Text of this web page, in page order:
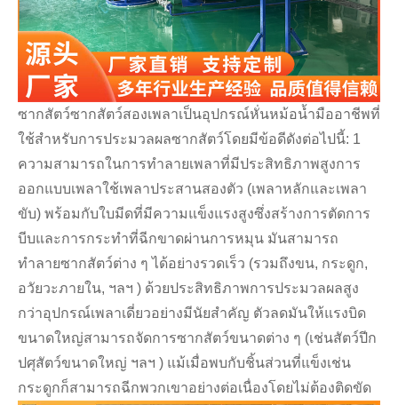
ซากสัตว์ซากสัตว์สองเพลาเป็นอุปกรณ์หั่นหม้อน้ำมืออาชีพที่
ใช้สำหรับการประมวลผลซากสัตว์โดยมีข้อดีดังต่อไปนี้: 1
ความสามารถในการทำลายเพลาที่มีประสิทธิภาพสูงการ
ออกแบบเพลาใช้เพลาประสานสองตัว (เพลาหลักและเพลา
ขับ) พร้อมกับใบมีดที่มีความแข็งแรงสูงซึ่งสร้างการตัดการ
บีบและการกระทำที่ฉีกขาดผ่านการหมุน มันสามารถ
ทำลายซากสัตว์ต่าง ๆ ได้อย่างรวดเร็ว (รวมถึงขน, กระดูก,
อวัยวะภายใน, ฯลฯ ) ด้วยประสิทธิภาพการประมวลผลสูง
กว่าอุปกรณ์เพลาเดี่ยวอย่างมีนัยสำคัญ ตัวลดมันให้แรงบิด
ขนาดใหญ่สามารถจัดการซากสัตว์ขนาดต่าง ๆ (เช่นสัตว์ปีก
ปศุสัตว์ขนาดใหญ่ ฯลฯ ) แม้เมื่อพบกับชิ้นส่วนที่แข็งเช่น
กระดูกก็สามารถฉีกพวกเขาอย่างต่อเนื่องโดยไม่ต้องติดขัด